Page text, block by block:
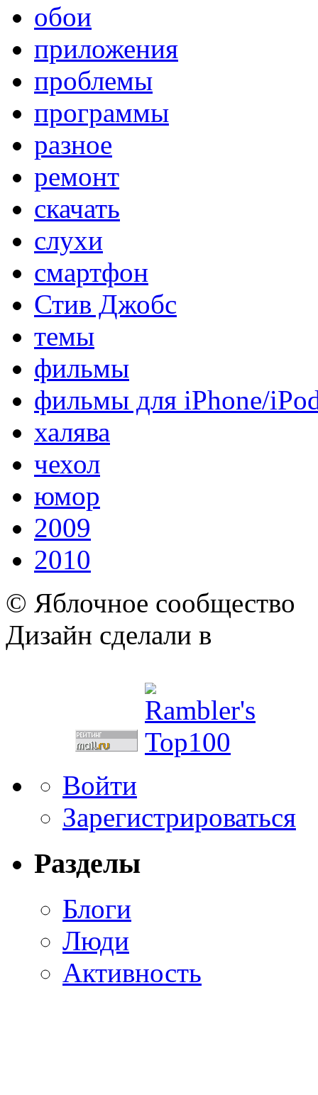
обои
приложения
проблемы
программы
разное
ремонт
скачать
слухи
смартфон
Стив Джобс
темы
фильмы
фильмы для iPhone/
халява
чехол
юмор
2009
2010
© Яблочное сообщество
Дизайн сделали в
Войти
Зарегистрироваться
Разделы
Блоги
Люди
Активность